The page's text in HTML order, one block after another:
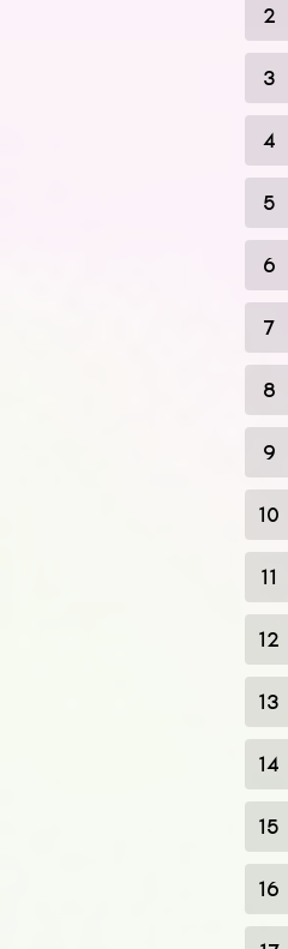
2
3
4
5
6
7
8
9
10
11
12
13
14
15
16